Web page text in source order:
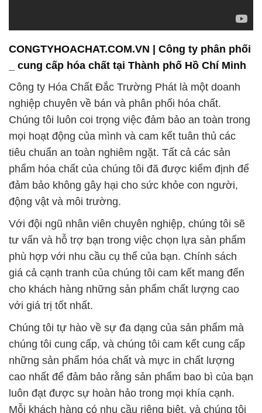
CONGTYHOACHAT.COM.VN | Công ty phân phối
_ cung cấp hóa chất tại Thành phố Hồ Chí Minh
Công ty Hóa Chất Đắc Trường Phát là một doanh
nghiệp chuyên về bán và phân phối hóa chất.
Chúng tôi luôn coi trọng việc đảm bảo an toàn trong
mọi hoạt động của mình và cam kết tuân thủ các
tiêu chuẩn an toàn nghiêm ngặt. Tất cả các sản
phẩm hóa chất của chúng tôi đã được kiểm định để
đảm bảo không gây hại cho sức khỏe con người,
động vật và môi trường.
Với đội ngũ nhân viên chuyên nghiệp, chúng tôi sẽ
tư vấn và hỗ trợ bạn trong việc chọn lựa sản phẩm
phù hợp với nhu cầu cụ thể của bạn. Chính sách
giá cả cạnh tranh của chúng tôi cam kết mang đến
cho khách hàng những sản phẩm chất lượng cao
với giá trị tốt nhất.
Chúng tôi tự hào về sự đa dạng của sản phẩm mà
chúng tôi cung cấp, và chúng tôi cam kết cung cấp
những sản phẩm hóa chất và mực in chất lượng
cao nhất để đảm bảo rằng sản phẩm bao bì của bạn
luôn đạt được sự hoàn hảo trong mọi khía cạnh.
Mỗi khách hàng có nhu cầu riêng biệt, và chúng tôi